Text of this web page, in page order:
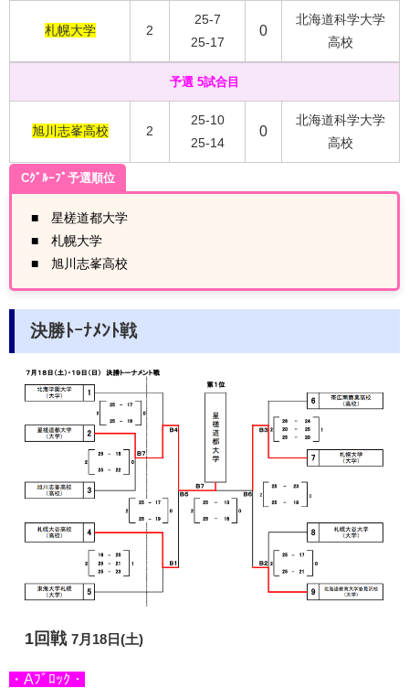
札幌大学 2
25-7
25-17
0
北海道科学大学
高校
予選 5試合目
旭川志峯高校 2
25-10
25-14
0
北海道科学大学
高校
Cｸﾞﾙｰﾌﾟ予選順位
■ 星槎道都大学
■ 札幌大学
■ 旭川志峯高校
決勝ﾄｰﾅﾒﾝﾄ戦
1回戦 7月18日(土)
・Aﾌﾞﾛｯｸ・